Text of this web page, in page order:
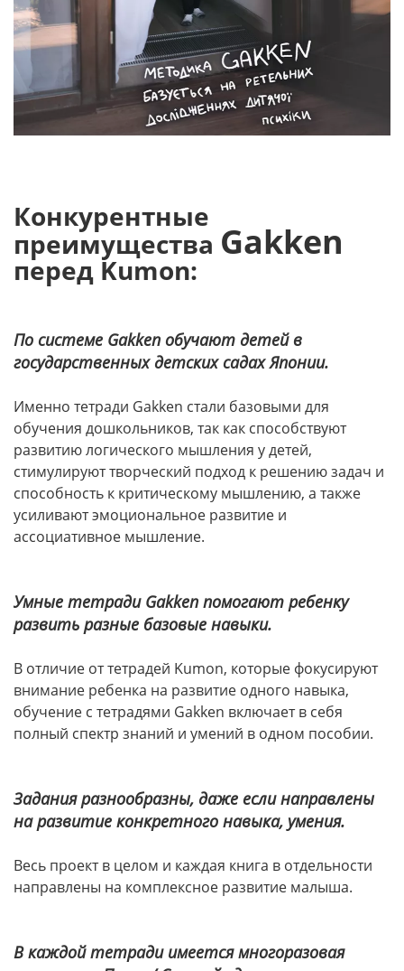
Конкурентные
преимущества Gakken
перед Kumon:
По системе Gakken обучают детей в
государственных детских садах Японии.
Именно тетради Gakken стали базовыми для
обучения дошкольников, так как способствуют
развитию логического мышления у детей,
стимулируют творческий подход к решению задач и
способность к критическому мышлению, а также
усиливают эмоциональное развитие и
ассоциативное мышление.
Умные тетради Gakken помогают ребенку
развить разные базовые навыки.
В отличие от тетрадей Kumon, которые фокусируют
внимание ребенка на развитие одного навыка,
обучение с тетрадями Gakken включает в себя
полный спектр знаний и умений в одном пособии.
Задания разнообразны, даже если направлены
на развитие конкретного навыка, умения.
Весь проект в целом и каждая книга в отдельности
направлены на комплексное развитие малыша.
В каждой тетради имеется многоразовая